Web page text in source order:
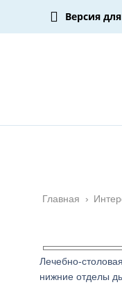
Версия
Главная ›
Лечебно-
нижние отделы